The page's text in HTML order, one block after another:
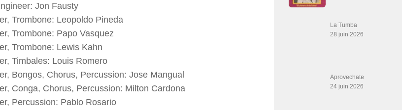
Jon Fausty
Trombone: Leopoldo Pineda
Trombone: Papo Vasquez
Trombone: Lewis Kahn
Timbales: Louis Romero
Bongos, Chorus, Percussion: Jose Mangual
Conga, Chorus, Percussion: Milton Cardona
Percussion: Pablo Rosario
La Tumba
28 juin 2026
Aprovechate
24 juin 2026